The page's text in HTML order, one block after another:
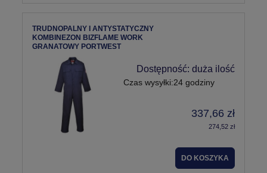
TRUDNOPALNY I ANTYSTATYCZNY
KOMBINEZON BIZFLAME WORK
GRANATOWY PORTWEST
Dostępność: duża ilość
Czas wysyłki:24 godziny
337,66 zł
274,52 zł
DO KOSZYKA